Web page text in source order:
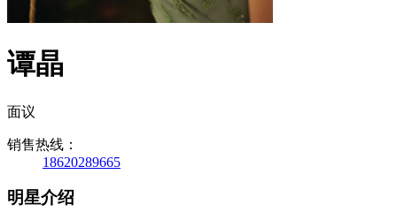
谭晶
面议
销售热线：
18620289665
明星介绍